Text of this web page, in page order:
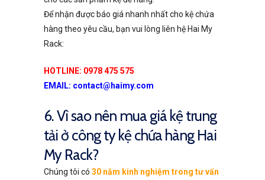
Để nhận được báo giá nhanh nhất cho kệ chứa
hàng theo yêu cầu, bạn vui lòng liên hệ Hai My
Rack:
HOTLINE: 0978 475 575
EMAIL: contact@haimy.com
6. Vì sao nên mua giá kệ trung
tải ở công ty kệ chứa hàng Hai
My Rack?
Chúng tôi có 30 năm kinh nghiệm trong tư vấn